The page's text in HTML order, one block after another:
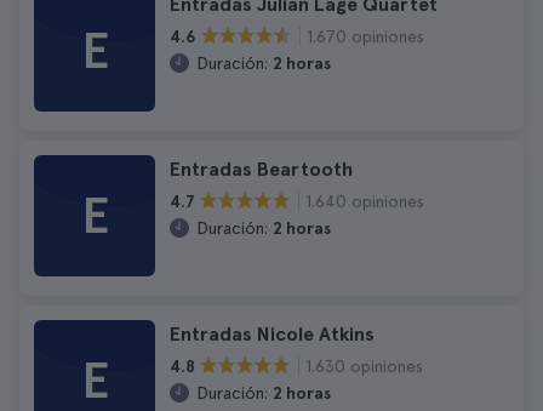
E 4.6
1.670 opiniones
Duración: 2 horas
E
Entradas Beartooth
4.7
1.640 opiniones
Duración: 2 horas
E
Entradas Nicole Atkins
4.8
1.630 opiniones
Duración: 2 horas